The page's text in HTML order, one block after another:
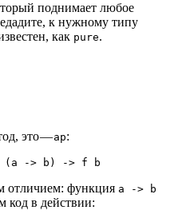
поднимает любое
к нужному типу
как pure.
это —ap:
(a -> b) -> f b
отличием: функция a -> b
код в действии: